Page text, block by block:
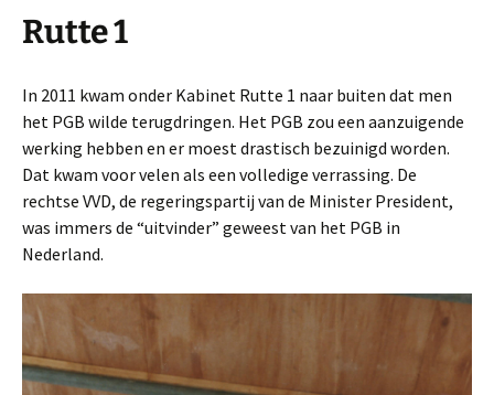
Rutte 1
In 2011 kwam onder Kabinet Rutte 1 naar buiten dat men
het PGB wilde terugdringen. Het PGB zou een aanzuigende
werking hebben en er moest drastisch bezuinigd worden.
Dat kwam voor velen als een volledige verrassing. De
rechtse VVD, de regeringspartij van de Minister President,
was immers de “uitvinder” geweest van het PGB in
Nederland.